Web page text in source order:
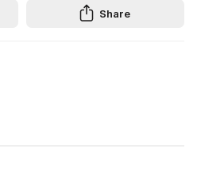
Share